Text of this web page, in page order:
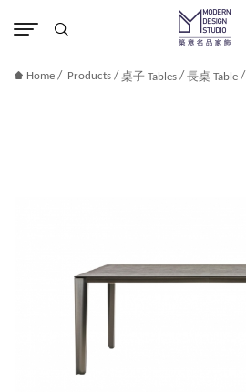
Home/ Products/ 桌子 Tables/ 長桌 Table/
版權宣告